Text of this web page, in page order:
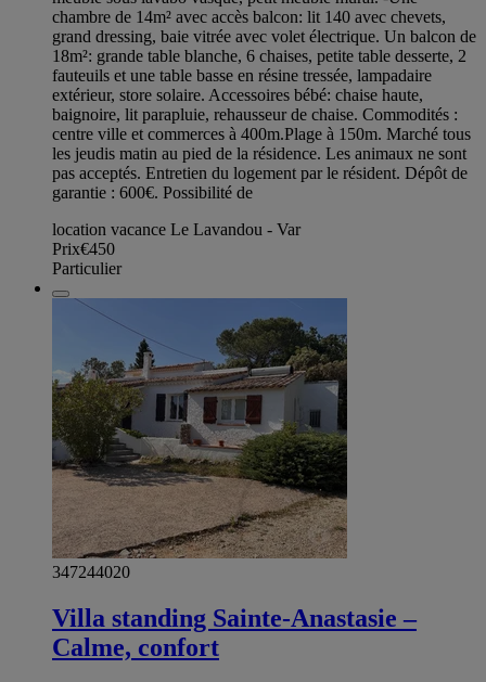
chambre de 14m² avec accès balcon: lit 140 avec chevets,
grand dressing, baie vitrée avec volet électrique. Un balcon de
18m²: grande table blanche, 6 chaises, petite table desserte, 2
fauteuils et une table basse en résine tressée, lampadaire
extérieur, store solaire. Accessoires bébé: chaise haute,
baignoire, lit parapluie, rehausseur de chaise. Commodités :
centre ville et commerces à 400m.Plage à 150m. Marché tous
les jeudis matin au pied de la résidence. Les animaux ne sont
pas acceptés. Entretien du logement par le résident. Dépôt de
garantie : 600€. Possibilité de
location vacance Le Lavandou - Var
Prix€450
Particulier
347244020
Villa standing Sainte-Anastasie –
Calme, confort